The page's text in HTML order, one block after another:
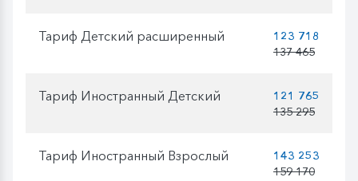
Тариф Детский расширенный
123 718
137 465
Тариф Иностранный Детский
121 765
135 295
Тариф Иностранный Взрослый
143 253
159 170